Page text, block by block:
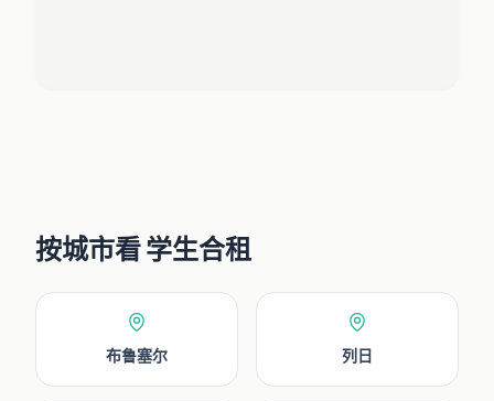
按城市看 学生合租
布鲁塞尔 列日